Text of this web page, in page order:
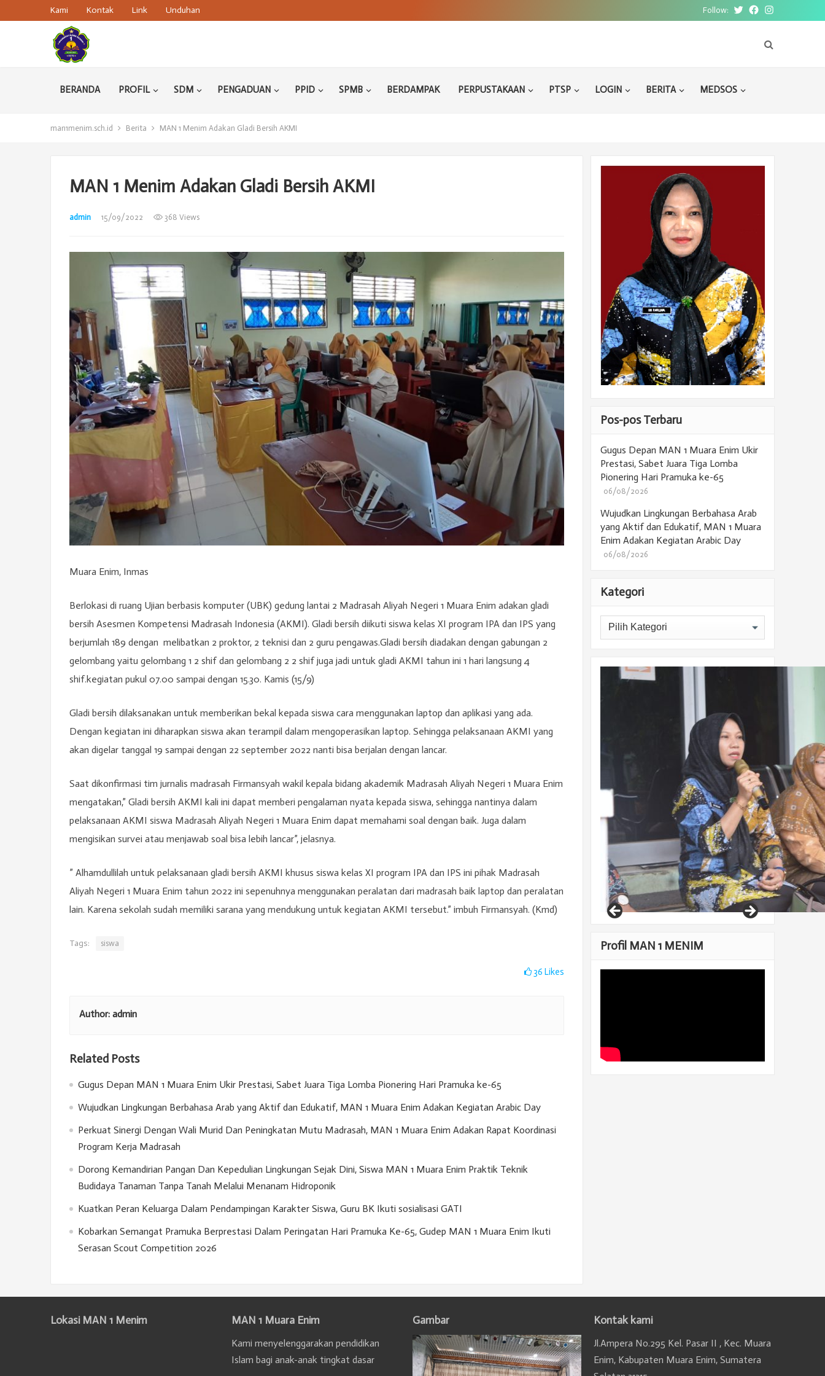
Kami Kontak Link Unduhan Follow: TwitterFacebookInstagram
BERANDA PROFIL SDM PENGADUAN PPID SPMB BERDAMPAK PERPUSTAKAAN PTSP LOGIN BERITA MEDSOS
man1menim.sch.id Berita MAN 1 Menim Adakan Gladi Bersih AKMI
MAN 1 Menim Adakan Gladi Bersih AKMI
admin 15/09/2022 368 Views
Muara Enim, Inmas
Berlokasi di ruang Ujian berbasis komputer (UBK) gedung lantai 2 Madrasah Aliyah Negeri 1 Muara Enim adakan gladi
bersih Asesmen Kompetensi Madrasah Indonesia (AKMI). Gladi bersih diikuti siswa kelas XI program IPA dan IPS yang
berjumlah 189 dengan melibatkan 2 proktor, 2 teknisi dan 2 guru pengawas.Gladi bersih diadakan dengan gabungan 2
gelombang yaitu gelombang 1 2 shif dan gelombang 2 2 shif juga jadi untuk gladi AKMI tahun ini 1 hari langsung 4
shif.kegiatan pukul 07.00 sampai dengan 15.30. Kamis (15/9)
Gladi bersih dilaksanakan untuk memberikan bekal kepada siswa cara menggunakan laptop dan aplikasi yang ada.
Dengan kegiatan ini diharapkan siswa akan terampil dalam mengoperasikan laptop. Sehingga pelaksanaan AKMI yang
akan digelar tanggal 19 sampai dengan 22 september 2022 nanti bisa berjalan dengan lancar.
Saat dikonfirmasi tim jurnalis madrasah Firmansyah wakil kepala bidang akademik Madrasah Aliyah Negeri 1 Muara Enim
mengatakan,” Gladi bersih AKMI kali ini dapat memberi pengalaman nyata kepada siswa, sehingga nantinya dalam
pelaksanaan AKMI siswa Madrasah Aliyah Negeri 1 Muara Enim dapat memahami soal dengan baik. Juga dalam
mengisikan survei atau menjawab soal bisa lebih lancar”, jelasnya.
” Alhamdullilah untuk pelaksanaan gladi bersih AKMI khusus siswa kelas XI program IPA dan IPS ini pihak Madrasah
Aliyah Negeri 1 Muara Enim tahun 2022 ini sepenuhnya menggunakan peralatan dari madrasah baik laptop dan peralatan
lain. Karena sekolah sudah memiliki sarana yang mendukung untuk kegiatan AKMI tersebut.” imbuh Firmansyah. (Kmd)
Tags: siswa
36 Likes
Author: admin
Related Posts
Gugus Depan MAN 1 Muara Enim Ukir Prestasi, Sabet Juara Tiga Lomba Pionering Hari Pramuka ke-65
Wujudkan Lingkungan Berbahasa Arab yang Aktif dan Edukatif, MAN 1 Muara Enim Adakan Kegiatan Arabic Day
Perkuat Sinergi Dengan Wali Murid Dan Peningkatan Mutu Madrasah, MAN 1 Muara Enim Adakan Rapat Koordinasi
Program Kerja Madrasah
Dorong Kemandirian Pangan Dan Kepedulian Lingkungan Sejak Dini, Siswa MAN 1 Muara Enim Praktik Teknik
Budidaya Tanaman Tanpa Tanah Melalui Menanam Hidroponik
Kuatkan Peran Keluarga Dalam Pendampingan Karakter Siswa, Guru BK Ikuti sosialisasi GATI
Kobarkan Semangat Pramuka Berprestasi Dalam Peringatan Hari Pramuka Ke-65, Gudep MAN 1 Muara Enim Ikuti
Serasan Scout Competition 2026
Pos-pos Terbaru
Gugus Depan MAN 1 Muara Enim Ukir
Prestasi, Sabet Juara Tiga Lomba
Pionering Hari Pramuka ke-65
06/08/2026
Wujudkan Lingkungan Berbahasa Arab
yang Aktif dan Edukatif, MAN 1 Muara
Enim Adakan Kegiatan Arabic Day
06/08/2026
Kategori
Kategori
Profil MAN 1 MENIM
Lokasi MAN 1 Menim MAN 1 Muara Enim
Kami menyelenggarakan pendidikan
Islam bagi anak-anak tingkat dasar
Gambar Kontak kami
Jl.Ampera No.295 Kel. Pasar II , Kec. Muara
Enim, Kabupaten Muara Enim, Sumatera